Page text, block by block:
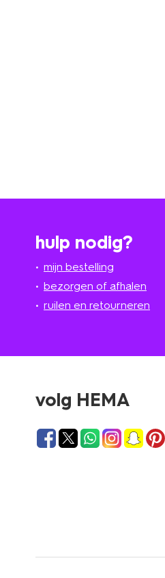
hulp nodig?
mijn bestelling
bezorgen of afhalen
ruilen en retourneren
volg HEMA